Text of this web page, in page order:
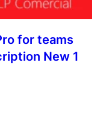
for teams
New 1